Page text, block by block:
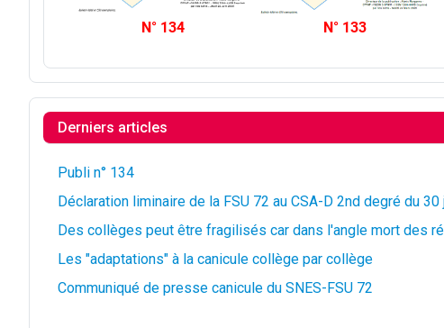
N° 134 N° 133
Derniers articles
Publi n° 134
Déclaration liminaire de la FSU 72 au CSA-D 2nd degré du 30
Des collèges peut être fragilisés car dans l'angle mort des
Les "adaptations" à la canicule collège par collège
Communiqué de presse canicule du SNES-FSU 72